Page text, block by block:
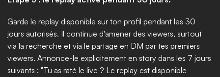
Garde le replay disponible sur ton profil pendant les 30
jours autorisés. Il continue d'amener des viewers, surtout
via la recherche et via le partage en DM par tes premiers
viewers. Annonce-le explicitement en story dans les 7 jours
suivants : "Tu as raté le live ? Le replay est disponible